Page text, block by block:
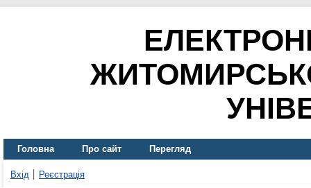
Головна Про сайт Перегляд
Вхід Реєстрація